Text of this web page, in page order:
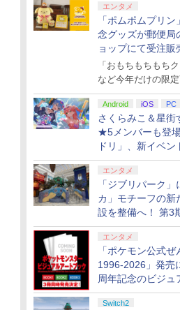
エンタメ
「ポムポムプリ
念グッズが郵便局
ョップにて受注販
「おもちもちもち
など今年だけの限
Android iOS PC
さくらみこ＆星街
★5メンバーも登
ドリ」、新イベン
ロする夏のスパー
タート
エンタメ
「ジブリパーク
カ」モチーフの新
設を整備へ！ 第3
開
エンタメ
「ポケモン公式
1996-2026」発売
周年記念のビジュ
ブック3冊同時発
Switch2